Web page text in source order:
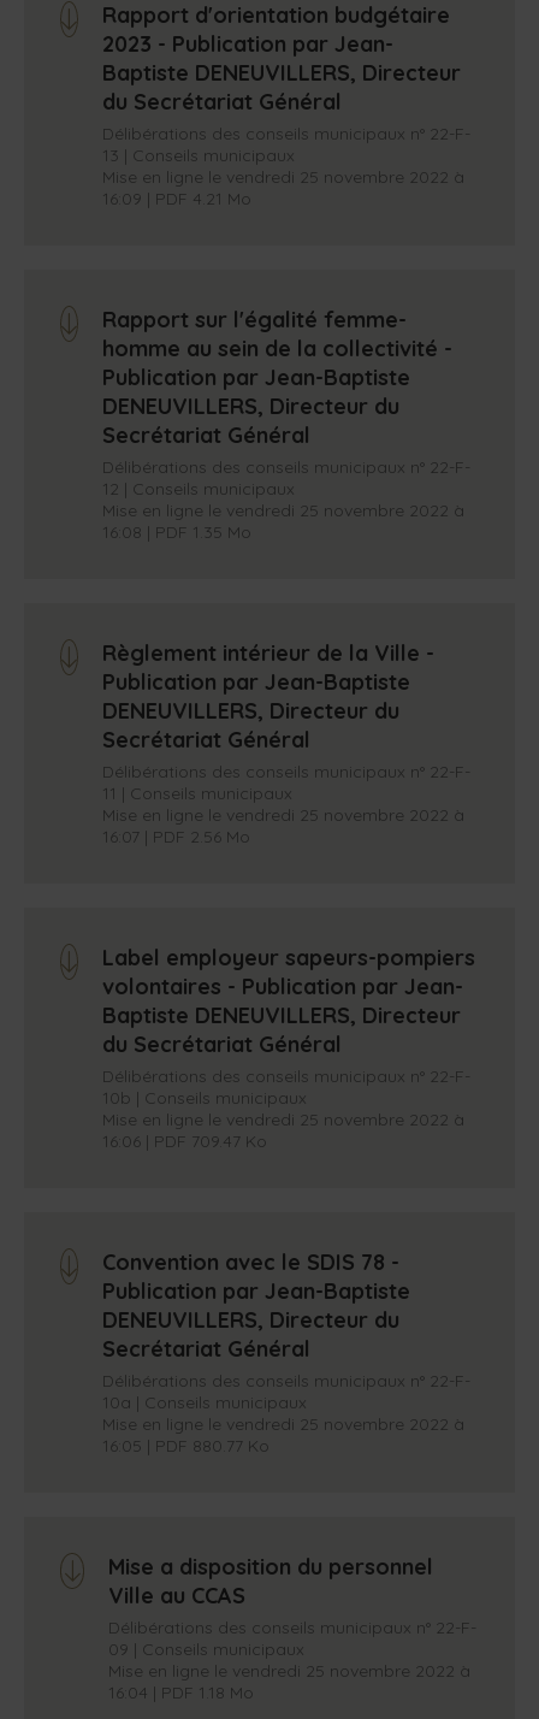
arrow_down
Rapport d'orientation budgétaire
2023 - Publication par Jean-
Baptiste DENEUVILLERS, Directeur
du Secrétariat Général
Délibérations des conseils municipaux n° 22-F-
13 | Conseils municipaux
Mise en ligne le vendredi 25 novembre 2022 à
16:09 | PDF 4.21 Mo
arrow_down
Rapport sur l'égalité femme-
homme au sein de la collectivité -
Publication par Jean-Baptiste
DENEUVILLERS, Directeur du
Secrétariat Général
Délibérations des conseils municipaux n° 22-F-
12 | Conseils municipaux
Mise en ligne le vendredi 25 novembre 2022 à
16:08 | PDF 1.35 Mo
arrow_down
Règlement intérieur de la Ville -
Publication par Jean-Baptiste
DENEUVILLERS, Directeur du
Secrétariat Général
Délibérations des conseils municipaux n° 22-F-
11 | Conseils municipaux
Mise en ligne le vendredi 25 novembre 2022 à
16:07 | PDF 2.56 Mo
arrow_down
Label employeur sapeurs-pompiers
volontaires - Publication par Jean-
Baptiste DENEUVILLERS, Directeur
du Secrétariat Général
Délibérations des conseils municipaux n° 22-F-
10b | Conseils municipaux
Mise en ligne le vendredi 25 novembre 2022 à
16:06 | PDF 709.47 Ko
arrow_down
Convention avec le SDIS 78 -
Publication par Jean-Baptiste
DENEUVILLERS, Directeur du
Secrétariat Général
Délibérations des conseils municipaux n° 22-F-
10a | Conseils municipaux
Mise en ligne le vendredi 25 novembre 2022 à
16:05 | PDF 880.77 Ko
arrow_down
Mise a disposition du personnel
Ville au CCAS
Délibérations des conseils municipaux n° 22-F-
09 | Conseils municipaux
Mise en ligne le vendredi 25 novembre 2022 à
16:04 | PDF 1.18 Mo